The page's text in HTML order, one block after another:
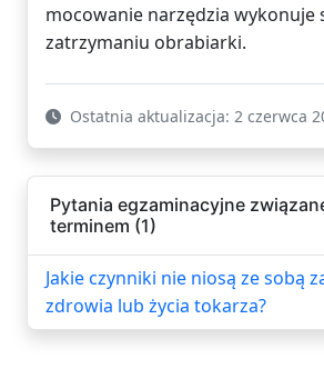
mocowanie narzędzia wykonuje
zatrzymaniu obrabiarki.
Ostatnia aktualizacja: 2 czerwca
Pytania egzaminacyjne
terminem (1)
Jakie czynniki nie niosą ze sobą
zdrowia lub życia tokarza?